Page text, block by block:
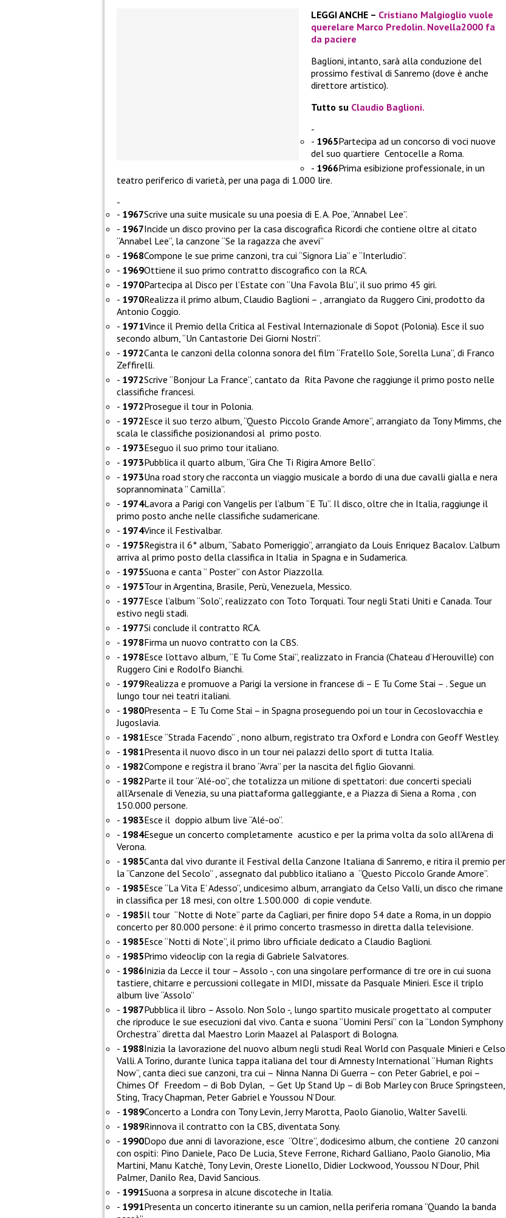
LEGGI ANCHE – Cristiano Malgioglio vuole
querelare Marco Predolin. Novella2000 fa
da paciere
Baglioni, intanto, sarà alla conduzione del
prossimo festival di Sanremo (dove è anche
direttore artistico).
Tutto su Claudio Baglioni.
1965Partecipa ad un concorso di voci nuove
del suo quartiere Centocelle a Roma.
1966Prima esibizione professionale, in un
teatro periferico di varietà, per una paga di 1.000 lire.
1967Scrive una suite musicale su una poesia di E. A. Poe, “Annabel Lee”.
1967Incide un disco provino per la casa discografica Ricordi che contiene oltre al citato
“Annabel Lee”, la canzone “Se la ragazza che avevi”
1968Compone le sue prime canzoni, tra cui “Signora Lia” e “Interludio”.
1969Ottiene il suo primo contratto discografico con la RCA.
1970Partecipa al Disco per l’Estate con “Una Favola Blu”, il suo primo 45 giri.
1970Realizza il primo album, Claudio Baglioni – , arrangiato da Ruggero Cini, prodotto da
Antonio Coggio.
1971Vince il Premio della Critica al Festival Internazionale di Sopot (Polonia). Esce il suo
secondo album, “Un Cantastorie Dei Giorni Nostri”.
1972Canta le canzoni della colonna sonora del film “Fratello Sole, Sorella Luna”, di Franco
Zeffirelli.
1972Scrive “Bonjour La France”, cantato da Rita Pavone che raggiunge il primo posto nelle
classifiche francesi.
1972Prosegue il tour in Polonia.
1972Esce il suo terzo album, “Questo Piccolo Grande Amore”, arrangiato da Tony Mimms, che
scala le classifiche posizionandosi al primo posto.
1973Eseguo il suo primo tour italiano.
1973Pubblica il quarto album, “Gira Che Ti Rigira Amore Bello”.
1973Una road story che racconta un viaggio musicale a bordo di una due cavalli gialla e nera
soprannominata ” Camilla”.
1974Lavora a Parigi con Vangelis per l’album “E Tu”. Il disco, oltre che in Italia, raggiunge il
primo posto anche nelle classifiche sudamericane.
1974Vince il Festivalbar.
1975Registra il 6° album, “Sabato Pomeriggio”, arrangiato da Louis Enriquez Bacalov. L’album
arriva al primo posto della classifica in Italia in Spagna e in Sudamerica.
1975Suona e canta ” Poster” con Astor Piazzolla.
1975Tour in Argentina, Brasile, Perù, Venezuela, Messico.
1977Esce l’album “Solo”, realizzato con Toto Torquati. Tour negli Stati Uniti e Canada. Tour
estivo negli stadi.
1977Si conclude il contratto RCA.
1978Firma un nuovo contratto con la CBS.
1978Esce l’ottavo album, “E Tu Come Stai”, realizzato in Francia (Chateau d’Herouville) con
Ruggero Cini e Rodolfo Bianchi.
1979Realizza e promuove a Parigi la versione in francese di – E Tu Come Stai – . Segue un
lungo tour nei teatri italiani.
1980Presenta – E Tu Come Stai – in Spagna proseguendo poi un tour in Cecoslovacchia e
Jugoslavia.
1981Esce “Strada Facendo” , nono album, registrato tra Oxford e Londra con Geoff Westley.
1981Presenta il nuovo disco in un tour nei palazzi dello sport di tutta Italia.
1982Compone e registra il brano “Avra” per la nascita del figlio Giovanni.
1982Parte il tour “Alé-oo”, che totalizza un milione di spettatori: due concerti speciali
all’Arsenale di Venezia, su una piattaforma galleggiante, e a Piazza di Siena a Roma , con
150.000 persone.
1983Esce il doppio album live “Alé-oo”.
1984Esegue un concerto completamente acustico e per la prima volta da solo all’Arena di
Verona.
1985Canta dal vivo durante il Festival della Canzone Italiana di Sanremo, e ritira il premio per
la “Canzone del Secolo” , assegnato dal pubblico italiano a “Questo Piccolo Grande Amore”.
1985Esce “La Vita E’ Adesso”, undicesimo album, arrangiato da Celso Valli, un disco che rimane
in classifica per 18 mesi, con oltre 1.500.000 di copie vendute.
1985Il tour “Notte di Note” parte da Cagliari, per finire dopo 54 date a Roma, in un doppio
concerto per 80.000 persone: è il primo concerto trasmesso in diretta dalla televisione.
1985Esce “Notti di Note”, il primo libro ufficiale dedicato a Claudio Baglioni.
1985Primo videoclip con la regia di Gabriele Salvatores.
1986Inizia da Lecce il tour – Assolo -, con una singolare performance di tre ore in cui suona
tastiere, chitarre e percussioni collegate in MIDI, missate da Pasquale Minieri. Esce il triplo
album live “Assolo”
1987Pubblica il libro – Assolo. Non Solo -, lungo spartito musicale progettato al computer
che riproduce le sue esecuzioni dal vivo. Canta e suona “Uomini Persi” con la “London Symphony
Orchestra” diretta dal Maestro Lorin Maazel al Palasport di Bologna.
1988Inizia la lavorazione del nuovo album negli studi Real World con Pasquale Minieri e Celso
Valli. A Torino, durante l’unica tappa italiana del tour di Amnesty International “Human Rights
Now”, canta dieci sue canzoni, tra cui – Ninna Nanna Di Guerra – con Peter Gabriel, e poi –
Chimes Of Freedom – di Bob Dylan, – Get Up Stand Up – di Bob Marley con Bruce Springsteen,
Sting, Tracy Chapman, Peter Gabriel e Youssou N’Dour.
1989Concerto a Londra con Tony Levin, Jerry Marotta, Paolo Gianolio, Walter Savelli.
1989Rinnova il contratto con la CBS, diventata Sony.
1990Dopo due anni di lavorazione, esce “Oltre”, dodicesimo album, che contiene 20 canzoni
con ospiti: Pino Daniele, Paco De Lucia, Steve Ferrone, Richard Galliano, Paolo Gianolio, Mia
Martini, Manu Katchè, Tony Levin, Oreste Lionello, Didier Lockwood, Youssou N’Dour, Phil
Palmer, Danilo Rea, David Sancious.
1991Suona a sorpresa in alcune discoteche in Italia.
1991Presenta un concerto itinerante su un camion, nella periferia romana “Quando la banda